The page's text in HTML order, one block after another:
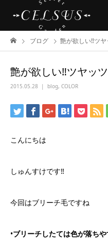
ブログ 艶が欲しい‼︎ツ
艶が欲しい‼︎ツヤッ
2015.05.28 blog, COLOR
こんにちは
しゅんすけです‼️
今回はブリーチ毛ですね
•ブリーチしたては色が落ち